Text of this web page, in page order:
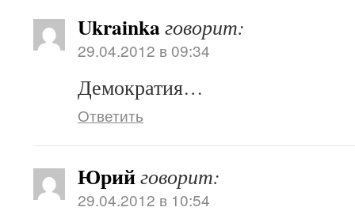
Ukrainkaговорит:
29.04.2012 в 09:34
Демократия…
Ответить
Юрийговорит:
29.04.2012 в 10:54